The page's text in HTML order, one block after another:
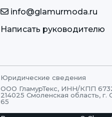
info@glamurmoda.ru
Написать руководителю
Юридические сведения
ООО ГламурТекс, ИНН/КПП
214025 Смоленская область,
65